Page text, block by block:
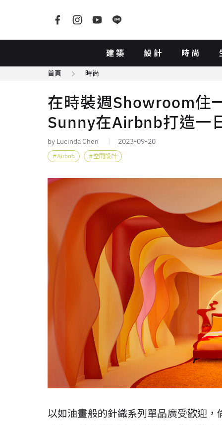
建築 設計 時尚
首頁 時尚
在時裝週Showroom住
Sunny在Airbnb打造一
by Lucinda Chen 2023-09-20
Airbnb 空間設計
以如油畫般的針織系列單品廣受歡迎